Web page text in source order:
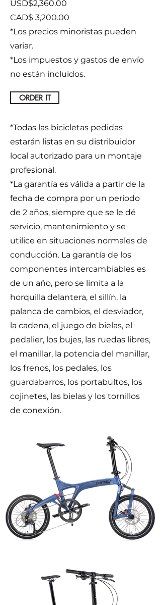
USD$2,360.00
CAD$ 3,200.00
*Los precios minoristas pueden
variar.
*Los impuestos y gastos de envío
no están incluidos.
ORDER IT
*Todas las bicicletas pedidas
estarán listas en su distribuidor
local autorizado para un montaje
profesional.
*La garantía es válida a partir de la
fecha de compra por un período
de 2 años, siempre que se le dé
servicio, mantenimiento y se
utilice en situaciones normales de
conducción. La garantía de los
componentes intercambiables es
de un año, pero se limita a la
horquilla delantera, el sillín, la
palanca de cambios, el desviador,
la cadena, el juego de bielas, el
pedalier, los bujes, las ruedas libres,
el manillar, la potencia del manillar,
los frenos, los pedales, los
guardabarros, los portabultos, los
cojinetes, las bielas y los tornillos
de conexión.